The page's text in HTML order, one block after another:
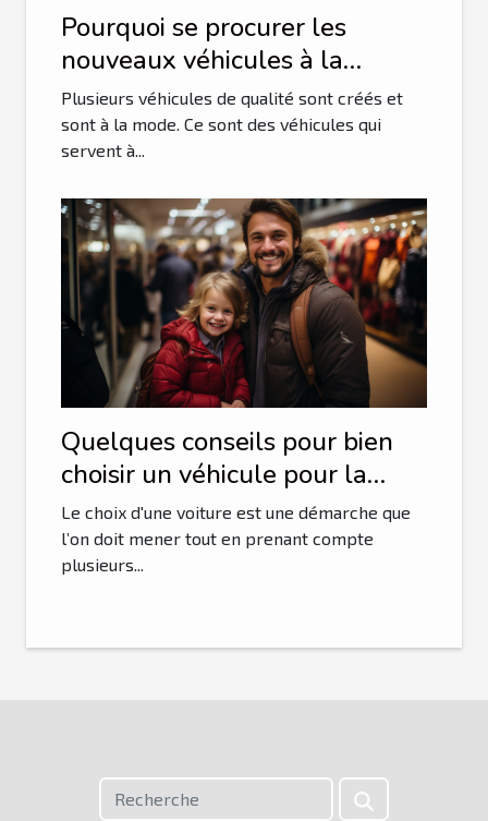
Pourquoi se procurer les
nouveaux véhicules à la
mode ?
Plusieurs véhicules de qualité sont créés et
sont à la mode. Ce sont des véhicules qui
servent à...
Quelques conseils pour bien
choisir un véhicule pour la
famille
Le choix d'une voiture est une démarche que
l’on doit mener tout en prenant compte
plusieurs...